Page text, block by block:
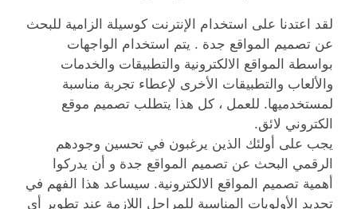
لقد اعتدنا على استخدام الإنترنت كوسيلة الزامية للبحث
عن تصميم المواقع جدة . يتم استخدام الواجهات
بواسطة المواقع الالكترونية والتطبيقات والخدمات
والألعاب والتطبيقات الأخرى لإعطاء تجربة مناسبة
لمستخدميها. للعمل ، كل هذا يتطلب تصميم موقع
الكتروني لائق.
يجب على أولئك الذين يرغبون في تحسين وجودهم
الرقمي البحث عن تصميم المواقع جدة و أن يدركوا
أهمية تصميم المواقع الالكترونية. سيساعد هذا الفهم في
تحديد الأولويات المناسبة للمراحل اللازمة عند تطوير أي